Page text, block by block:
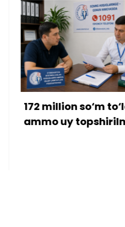
172 million so‘m to‘landi,
ammo uy topshirilmadi…